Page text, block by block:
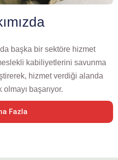
başka bir sektöre hizmet
kabiliyetlerini savunma
hizmet verdiği alanda
olmayı başarıyor.
Fazla